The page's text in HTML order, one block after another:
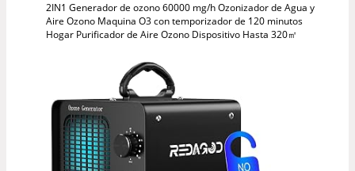
2IN1 Generador de ozono 60000 mg/h Ozonizador de Agua y
Aire Ozono Maquina O3 con temporizador de 120 minutos
Hogar Purificador de Aire Ozono Dispositivo Hasta 320㎡